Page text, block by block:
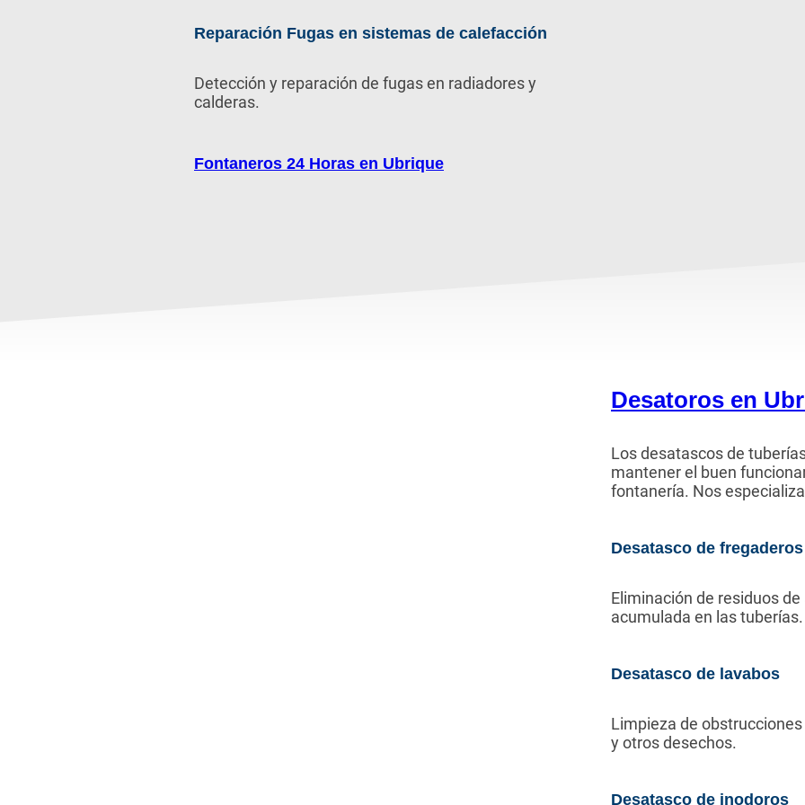
Reparación Fugas en sistemas de calefacción
Detección y reparación de fugas en radiadores y
calderas.
Fontaneros 24 Horas en Ubrique
Desatoros en
Los desatascos de
mantener el buen
fontanería. Nos
Desatasco de fregaderos
Eliminación de residuos
acumulada en las tuberías.
Desatasco de lavabos
Limpieza de
y otros desechos.
Desatasco de inodoros